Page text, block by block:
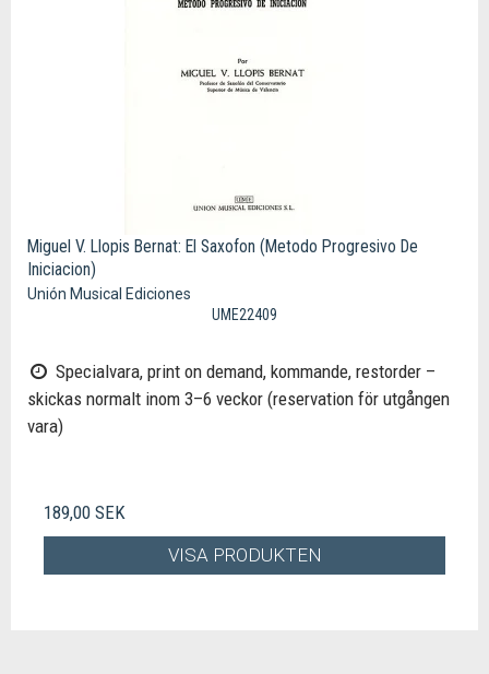
Miguel V. Llopis Bernat: El Saxofon (Metodo Progresivo De
Iniciacion)
Unión Musical Ediciones
UME22409
Specialvara, print on demand, kommande, restorder –
skickas normalt inom 3–6 veckor (reservation för utgången
vara)
189,00 SEK
VISA PRODUKTEN